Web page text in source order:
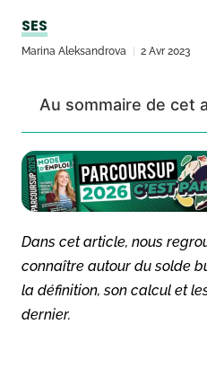
SES
Marina Aleksandrova 2 Avr 2023
Au sommaire de cet
Dans cet article, nous
connaître autour du solde
la définition, son calcul et
dernier.